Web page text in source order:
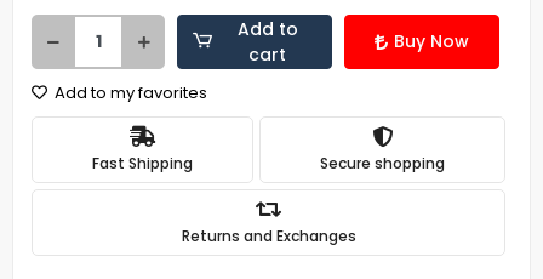
Add to
cart
Buy Now
Add to my favorites
Fast Shipping Secure shopping
Returns and Exchanges